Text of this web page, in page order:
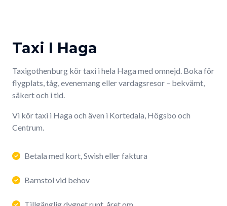
Taxi I Haga
Taxigothenburg kör taxi i hela Haga med omnejd. Boka för
flygplats, tåg, evenemang eller vardagsresor – bekvämt,
säkert och i tid.
Vi kör taxi i Haga och även i Kortedala, Högsbo och
Centrum.
Betala med kort, Swish eller faktura
Barnstol vid behov